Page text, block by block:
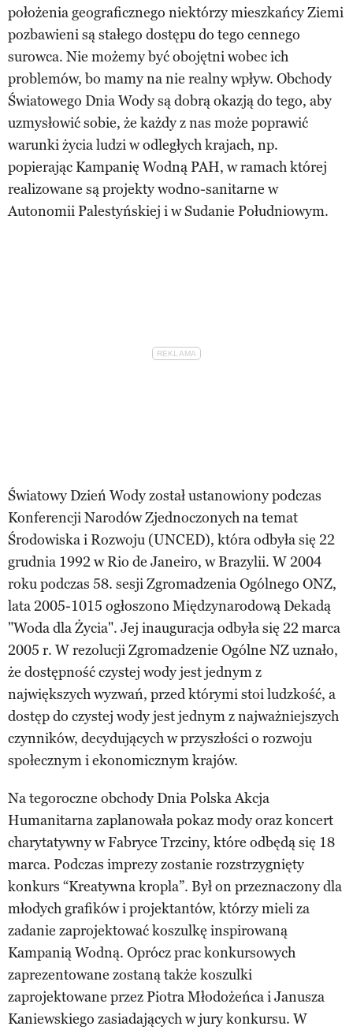
położenia geograficznego niektórzy mieszkańcy Ziemi
pozbawieni są stałego dostępu do tego cennego
surowca. Nie możemy być obojętni wobec ich
problemów, bo mamy na nie realny wpływ. Obchody
Światowego Dnia Wody są dobrą okazją do tego, aby
uzmysłowić sobie, że każdy z nas może poprawić
warunki życia ludzi w odległych krajach, np.
popierając Kampanię Wodną PAH, w ramach której
realizowane są projekty wodno-sanitarne w
Autonomii Palestyńskiej i w Sudanie Południowym.
Światowy Dzień Wody został ustanowiony podczas
Konferencji Narodów Zjednoczonych na temat
Środowiska i Rozwoju (UNCED), która odbyła się 22
grudnia 1992 w Rio de Janeiro, w Brazylii. W 2004
roku podczas 58. sesji Zgromadzenia Ogólnego ONZ,
lata 2005-1015 ogłoszono Międzynarodową Dekadą
"Woda dla Życia". Jej inauguracja odbyła się 22 marca
2005 r. W rezolucji Zgromadzenie Ogólne NZ uznało,
że dostępność czystej wody jest jednym z
największych wyzwań, przed którymi stoi ludzkość, a
dostęp do czystej wody jest jednym z najważniejszych
czynników, decydujących w przyszłości o rozwoju
społecznym i ekonomicznym krajów.
Na tegoroczne obchody Dnia Polska Akcja
Humanitarna zaplanowała pokaz mody oraz koncert
charytatywny w Fabryce Trzciny, które odbędą się 18
marca. Podczas imprezy zostanie rozstrzygnięty
konkurs “Kreatywna kropla”. Był on przeznaczony dla
młodych grafików i projektantów, którzy mieli za
zadanie zaprojektować koszulkę inspirowaną
Kampanią Wodną. Oprócz prac konkursowych
zaprezentowane zostaną także koszulki
zaprojektowane przez Piotra Młodożeńca i Janusza
Kaniewskiego zasiadających w jury konkursu. W